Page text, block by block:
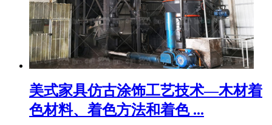
美式家具仿古涂饰工艺技术—木材着
色材料、着色方法和着色 ...